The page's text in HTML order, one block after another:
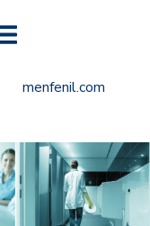
menfenil.com